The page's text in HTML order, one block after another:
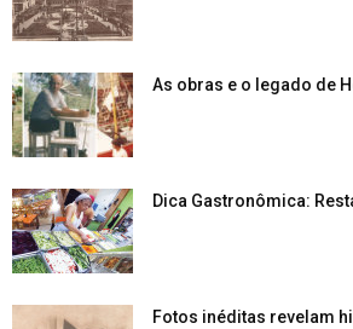
As obras e o legado de
Dica Gastronômica:
Fotos inéditas revelam